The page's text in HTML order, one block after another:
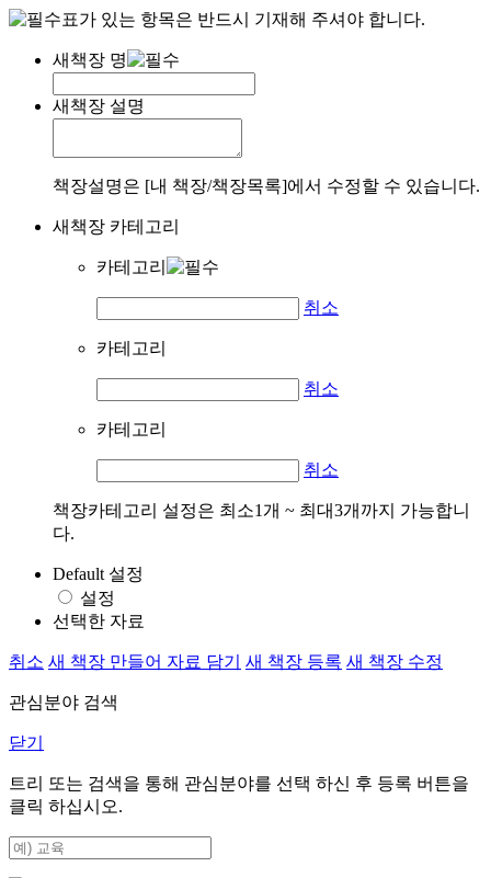
표가 있는 항목은 반드시 기재해 주셔야 합니다.
새책장 명
새책장 설명
책장설명은 [내 책장/책장목록]에서 수정할 수 있습니다.
새책장 카테고리
카테고리
취소
카테고리
취소
카테고리
취소
책장카테고리 설정은 최소1개 ~ 최대3개까지 가능합니
다.
Default 설정
설정
선택한 자료
취소 새 책장 만들어 자료 담기 새 책장 등록 새 책장 수정
관심분야 검색
닫기
트리 또는 검색을 통해 관심분야를 선택 하신 후 등록 버튼을
클릭 하십시오.